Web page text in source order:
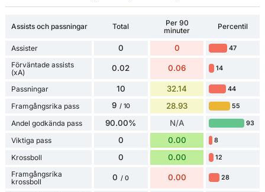
Assists och passningar Total
Per 90
minuter
Percentil
Assister 0 0 47
Förväntade assists
(xA)
0.02 0.06 14
Passningar 10 32.14 44
Framgångsrika pass 9 / 10 28.93 55
Andel godkända pass 90.00% N/A 93
Viktiga pass 0 0.00 8
Krossboll 0 0.00 12
Framgångsrika
krossboll
0 / 0 0.00 28